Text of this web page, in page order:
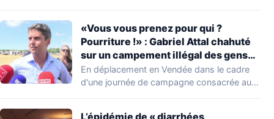
«Vous vous prenez pour qui ?
Pourriture !» : Gabriel Attal chahuté
sur un campement illégal des gens
du voyage
En déplacement en Vendée dans le cadre
d'une journée de campagne consacrée aux
L’épidémie de « diarrhées